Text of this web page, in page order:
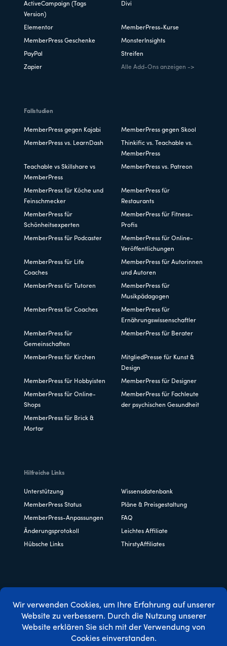
ActiveCampaign (Tags
Version)
Divi
Elementor MemberPress-Kurse
MemberPress Geschenke MonsterInsights
PayPal Streifen
Zapier Alle Add-Ons anzeigen ->
Fallstudien
MemberPress gegen Kajabi MemberPress gegen Skool
MemberPress vs. LearnDash
Thinkific vs. Teachable vs.
MemberPress
Teachable vs Skillshare vs
MemberPress
MemberPress vs. Patreon
MemberPress für Köche und
Feinschmecker
MemberPress für
Restaurants
MemberPress für
Schönheitsexperten
MemberPress für Fitness-
Profis
MemberPress für Podcaster
MemberPress für Online-
Veröffentlichungen
MemberPress für Life
Coaches
MemberPress für Autorinnen
und Autoren
MemberPress für Tutoren
MemberPress für
Musikpädagogen
MemberPress für Coaches
MemberPress für
Ernährungswissenschaftler
MemberPress für
Gemeinschaften
MemberPress für Berater
MemberPress für Kirchen
MitgliedPresse für Kunst &
Design
MemberPress für Hobbyisten MemberPress für Designer
MemberPress für Online-
Shops
MemberPress für Fachleute
der psychischen Gesundheit
MemberPress für Brick &
Mortar
Hilfreiche Links
Unterstützung Wissensdatenbank
MemberPress Status Pläne & Preisgestaltung
MemberPress-Anpassungen FAQ
Änderungsprotokoll Leichtes Affiliate
Hübsche Links ThirstyAffiliates
Copyright © 2026 Caseproof, LLC. Alle Rechte vorbehalten.
Erstattungen